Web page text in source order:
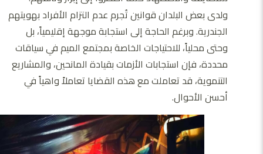
ولدى بعض البلدان قوانين تُجرم عدم التزام الأفراد بهويتهم
الجندرية. وبرغم الحاجة إلى استجابة موجهة إقليمياً، بل
وحتى محلياً، للاحتياجات الخاصة بمجتمع الميم في سياقات
محددة، فإن استجابات الأزمات بقيادة المانحين، والمشاريع
التنموية، قد تعاملت مع هذه القضايا تعاملاً واهياً في
أحسن الأحوال.